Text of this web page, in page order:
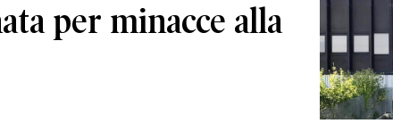
per minacce alla